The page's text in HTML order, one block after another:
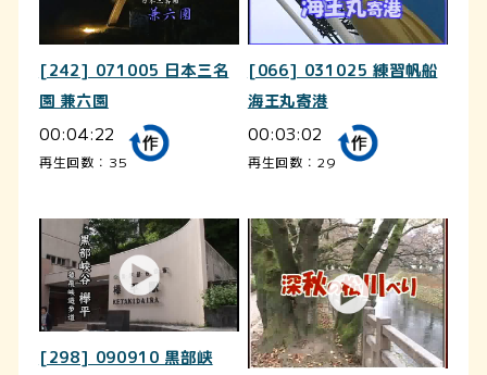
[242] 071005 日本三名
園 兼六園
00:04:22
再生回数：35
[066] 031025 練習帆船
海王丸寄港
00:03:02
再生回数：29
[298] 090910 黒部峡